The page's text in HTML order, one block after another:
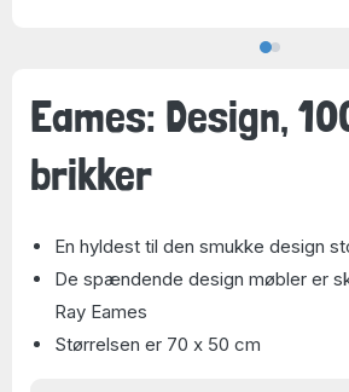
Eames: Design,
brikker
En hyldest til den smukke design
De spændende design møbler er
Ray Eames
Størrelsen er 70 x 50 cm